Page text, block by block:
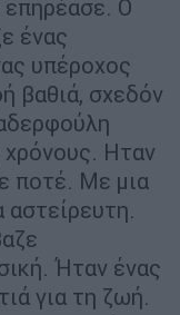
Ο
ένας
υπέροχος
βαθιά, σχεδόν
χρόνους. Ηταν
ποτέ. Με μια
αστείρευτη.
Ήταν ένας
για τη ζωή.